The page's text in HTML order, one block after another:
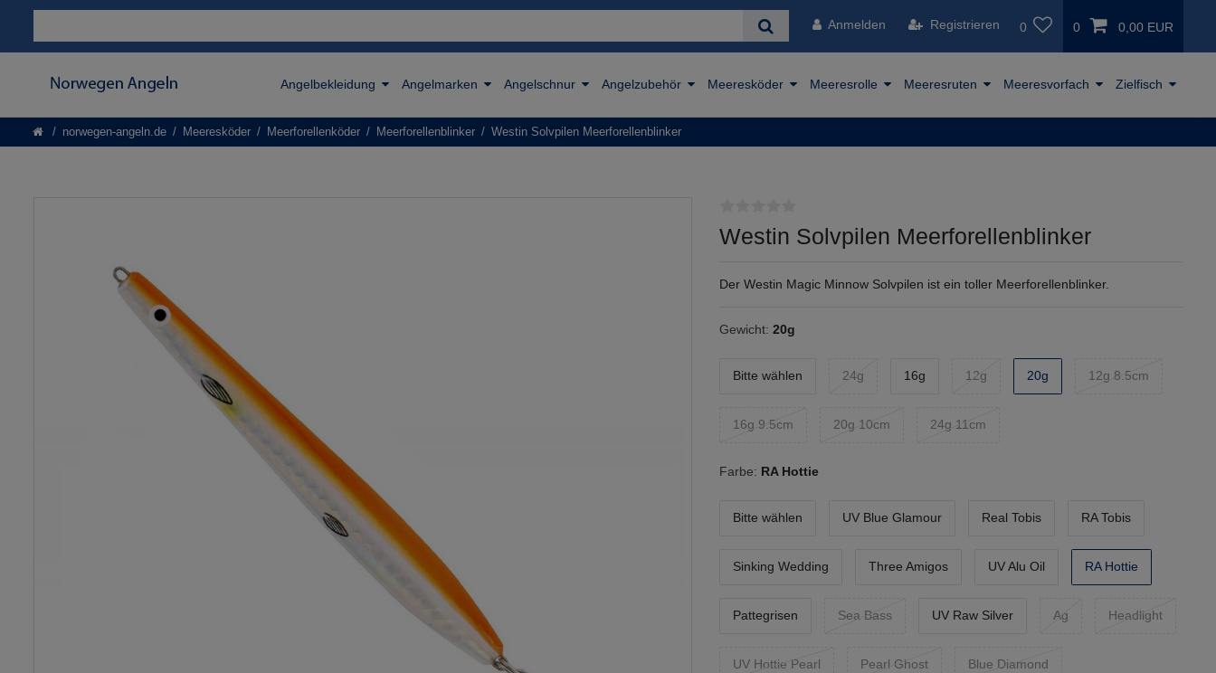
Anmelden Registrieren 0 0 0,00 EUR
Angelbekleidung Angelmarken Angelschnur Angelzubehör Meeresköder Meeresrolle Meeresruten Meeresvorfach Zielfisch
norwegen-angeln.de Meeresköder Meerforellenköder Meerforellenblinker Westin Solvpilen Meerforellenblinker
Westin Solvpilen Meerforellenblinker
Der Westin Magic Minnow Solvpilen ist ein toller Meerforellenblinker.
Gewicht: 20g
Bitte wählen 24g 16g 12g 20g 12g 8.5cm
16g 9.5cm 20g 10cm 24g 11cm
Farbe: RA Hottie
Bitte wählen UV Blue Glamour Real Tobis RA Tobis
Sinking Wedding Three Amigos UV Alu Oil RA Hottie
Pattegrisen Sea Bass UV Raw Silver Ag Headlight
UV Hottie Pearl Pearl Ghost Blue Diamond